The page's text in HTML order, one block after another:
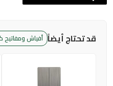
قد تحتاج أيضاً أفياش ومفاتيح